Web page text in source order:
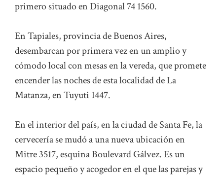
primero situado en Diagonal 74 1560.
En Tapiales, provincia de Buenos Aires,
desembarcan por primera vez en un amplio y
cómodo local con mesas en la vereda, que promete
encender las noches de esta localidad de La
Matanza, en Tuyuti 1447.
En el interior del país, en la ciudad de Santa Fe, la
cervecería se mudó a una nueva ubicación en
Mitre 3517, esquina Boulevard Gálvez. Es un
espacio pequeño y acogedor en el que las parejas y